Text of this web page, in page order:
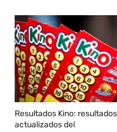
Resultados Kino: resultados
actualizados del